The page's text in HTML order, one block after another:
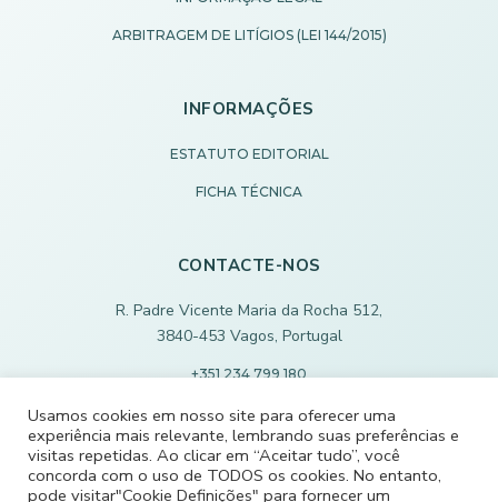
ARBITRAGEM DE LITÍGIOS (LEI 144/2015)
INFORMAÇÕES
ESTATUTO EDITORIAL
FICHA TÉCNICA
CONTACTE-NOS
R. Padre Vicente Maria da Rocha 512,
3840-453 Vagos, Portugal
+351 234 799 180
ECODEVAGOS@SCMVAGOS.EU
CONTACTE-NOS
Usamos cookies em nosso site para oferecer uma
experiência mais relevante, lembrando suas preferências e
visitas repetidas. Ao clicar em “Aceitar tudo”, você
concorda com o uso de TODOS os cookies. No entanto,
pode visitar"Cookie Definições" para fornecer um